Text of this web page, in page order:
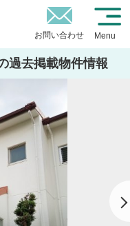
お問い合わせ Menu
過去掲載物件情報